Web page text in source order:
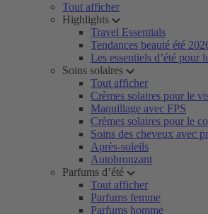
Tout afficher
Highlights
Travel Essentials
Tendances beauté été
Les essentiels d’été pour
Soins solaires
Tout afficher
Crèmes solaires pour le
Maquillage avec FPS
Crèmes solaires pour le
Soins des cheveux avec
Après-soleils
Autobronzant
Parfums d’été
Tout afficher
Parfums femme
Parfums homme